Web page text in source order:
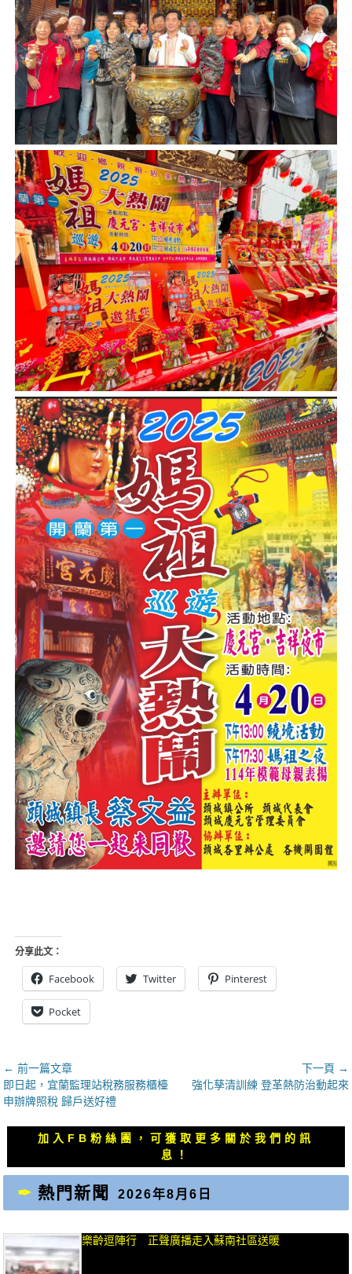
分享此文：
Facebook Twitter Pinterest
Pocket
文
章
導
覽
← 前一篇文章
上
一
即日起，宜蘭監理站稅務服務櫃檯
申辦牌照稅 歸戶送好禮
下一頁 →
文
章：
強化孳清訓練 登革熱防治動起來
加入FB粉絲團，可獲取更多關於我們的訊
息！
熱門新聞 2026年8月6日
樂齡逗陣行 正聲廣播走入蘇南社區送暖